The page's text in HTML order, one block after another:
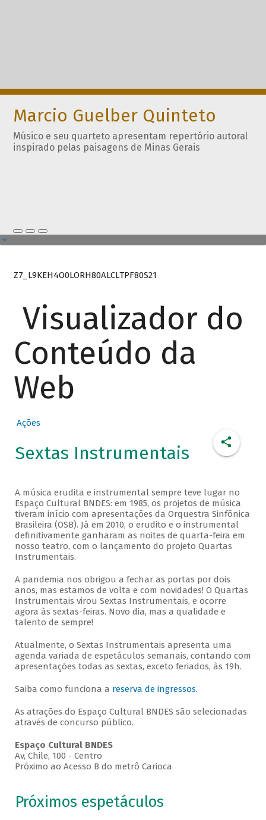
Marcio Guelber Quinteto
Músico e seu quarteto apresentam repertório autoral
inspirado pelas paisagens de Minas Gerais
Z7_L9KEH4O0LORH80ALCLTPF80S21
Visualizador do
Conteúdo da
Web
Ações
Sextas Instrumentais
A música erudita e instrumental sempre teve lugar no
Espaço Cultural BNDES: em 1985, os projetos de música
tiveram início com apresentações da Orquestra Sinfônica
Brasileira (OSB). Já em 2010, o erudito e o instrumental
definitivamente ganharam as noites de quarta-feira em
nosso teatro, com o lançamento do projeto Quartas
Instrumentais.
A pandemia nos obrigou a fechar as portas por dois
anos, mas estamos de volta e com novidades! O Quartas
Instrumentais virou Sextas Instrumentais, e ocorre
agora às sextas-feiras. Novo dia, mas a qualidade e
talento de sempre!
Atualmente, o Sextas Instrumentais apresenta uma
agenda variada de espetáculos semanais, contando com
apresentações todas as sextas, exceto feriados, às 19h.
Saiba como funciona a reserva de ingressos.
As atrações do Espaço Cultural BNDES são selecionadas
através de concurso público.
Espaço Cultural BNDES
Av, Chile, 100 - Centro
Próximo ao Acesso B do metrô Carioca
Próximos espetáculos